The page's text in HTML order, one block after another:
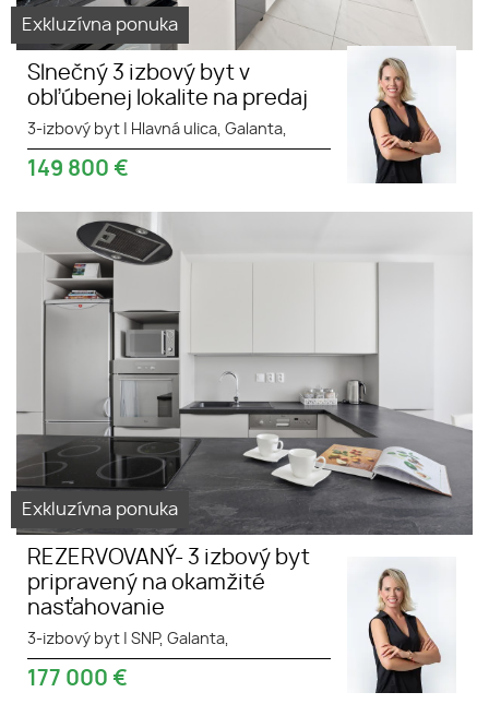
Exkluzívna ponuka
Slnečný 3 izbový byt v
obľúbenej lokalite na predaj
3-izbový byt Hlavná ulica, Galanta,
149 800 €
Exkluzívna ponuka
REZERVOVANÝ- 3 izbový byt
pripravený na okamžité
nasťahovanie
3-izbový byt SNP, Galanta,
177 000 €